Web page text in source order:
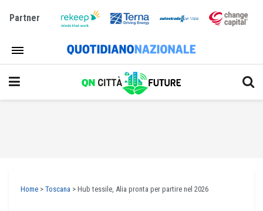
Partner
Home > Toscana > Hub tessile, Alia pronta per partire nel 2026